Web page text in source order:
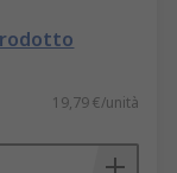
19,79 €/unità